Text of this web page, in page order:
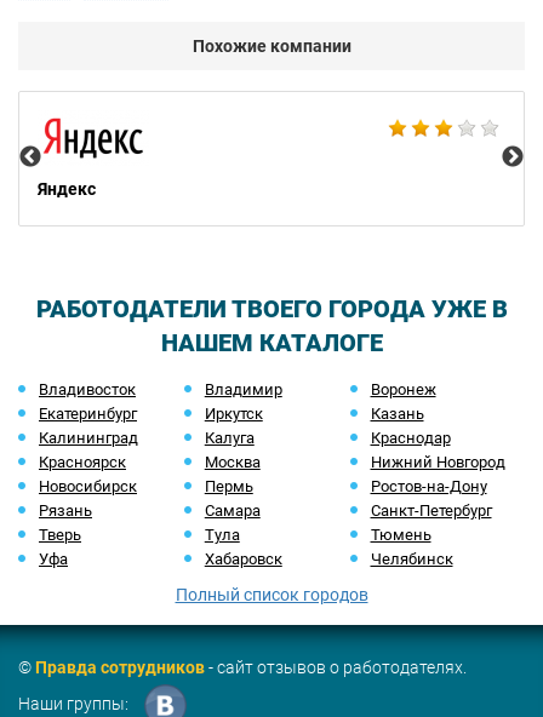
Похожие компании
Яндекс
РАБОТОДАТЕЛИ ТВОЕГО ГОРОДА УЖЕ В
НАШЕМ КАТАЛОГЕ
Владивосток Владимир
Воронеж
Екатеринбург
Иркутск
Казань
Калининград
Калуга
Краснодар
Красноярск
Москва
Нижний Новгород
Новосибирск
Пермь
Ростов-на-Дону
Рязань
Самара
Санкт-Петербург
Тверь
Тула
Тюмень
Уфа
Хабаровск Челябинск
Полный список городов
©Правда сотрудников- сайт отзывов о работодателях.
Наши группы: